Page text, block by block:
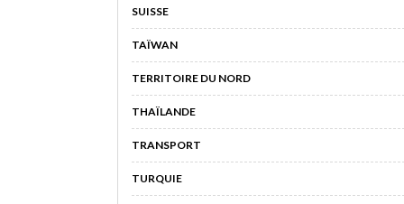
SUISSE
TAÏWAN
TERRITOIRE DU NORD
THAÏLANDE
TRANSPORT
TURQUIE